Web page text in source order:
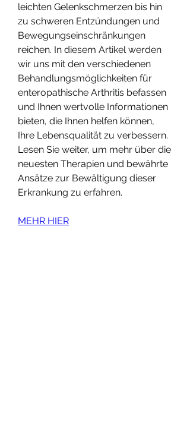
leichten Gelenkschmerzen bis hin
zu schweren Entzündungen und
Bewegungseinschränkungen
reichen. In diesem Artikel werden
wir uns mit den verschiedenen
Behandlungsmöglichkeiten für
enteropathische Arthritis befassen
und Ihnen wertvolle Informationen
bieten, die Ihnen helfen können,
Ihre Lebensqualität zu verbessern.
Lesen Sie weiter, um mehr über die
neuesten Therapien und bewährte
Ansätze zur Bewältigung dieser
Erkrankung zu erfahren.
MEHR HIER